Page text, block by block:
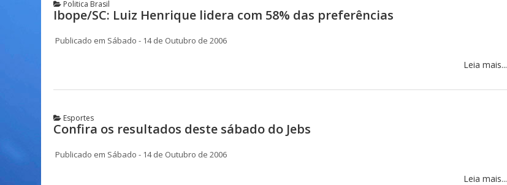
Politica Brasil
Ibope/SC: Luiz Henrique lidera com 58% das preferências
Publicado em Sábado - 14 de Outubro de 2006
Leia mais...
Esportes
Confira os resultados deste sábado do Jebs
Publicado em Sábado - 14 de Outubro de 2006
Leia mais...